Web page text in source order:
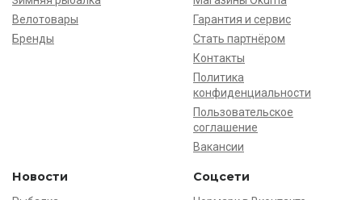
Велотовары
Бренды
Гарантия и сервис
Стать партнёром
Контакты
Политика
конфиденциальности
Пользовательское
соглашение
Вакансии
Новости Соцсети